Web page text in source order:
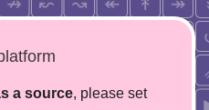
a source, please set